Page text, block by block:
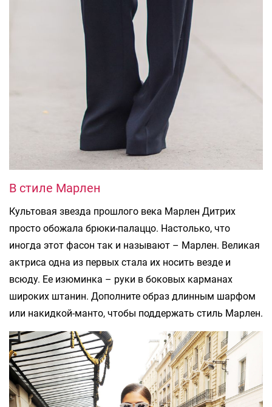
В стиле Марлен
Культовая звезда прошлого века Марлен Дитрих
просто обожала брюки-палаццо. Настолько, что
иногда этот фасон так и называют – Марлен. Великая
актриса одна из первых стала их носить везде и
всюду. Ее изюминка – руки в боковых карманах
широких штанин. Дополните образ длинным шарфом
или накидкой-манто, чтобы поддержать стиль Марлен.